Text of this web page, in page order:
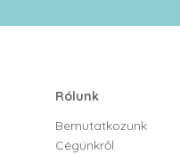
Rólunk
Bemutatkozunk
Cégünkről